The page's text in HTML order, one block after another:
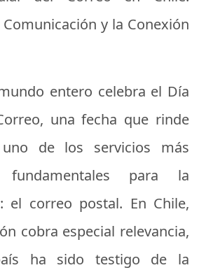
y la Conexión
entero celebra el Día
una fecha que rinde
de los servicios más
para la
el correo postal. En Chile,
cobra especial relevancia,
ha sido testigo de la